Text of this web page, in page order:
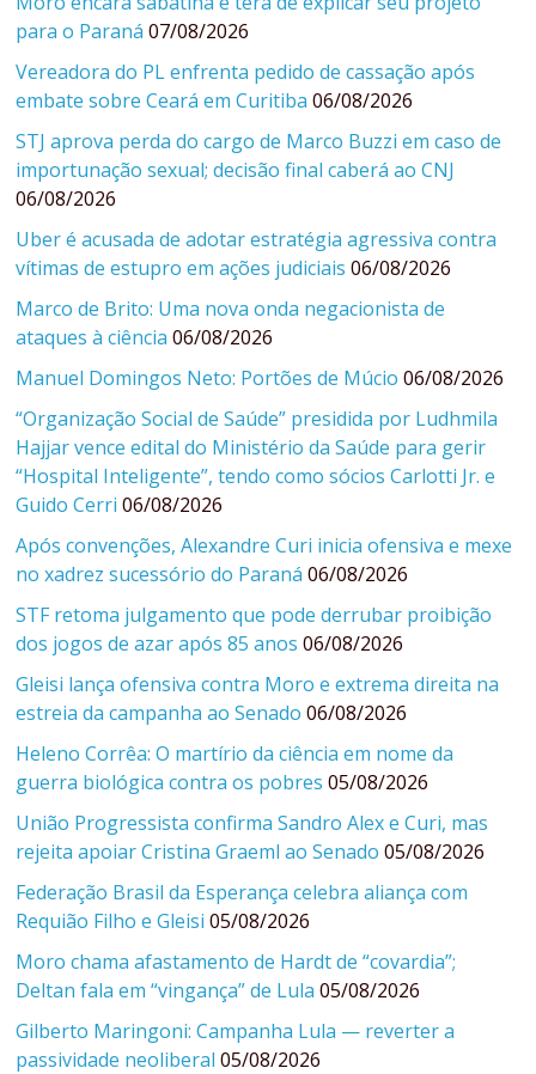
para o Paraná 07/08/2026
Vereadora do PL enfrenta pedido de cassação após
embate sobre Ceará em Curitiba 06/08/2026
STJ aprova perda do cargo de Marco Buzzi em caso de
importunação sexual; decisão final caberá ao CNJ
06/08/2026
Uber é acusada de adotar estratégia agressiva contra
vítimas de estupro em ações judiciais 06/08/2026
Marco de Brito: Uma nova onda negacionista de
ataques à ciência 06/08/2026
Manuel Domingos Neto: Portões de Múcio 06/08/2026
“Organização Social de Saúde” presidida por Ludhmila
Hajjar vence edital do Ministério da Saúde para gerir
“Hospital Inteligente”, tendo como sócios Carlotti Jr. e
Guido Cerri 06/08/2026
Após convenções, Alexandre Curi inicia ofensiva e mexe
no xadrez sucessório do Paraná 06/08/2026
STF retoma julgamento que pode derrubar proibição
dos jogos de azar após 85 anos 06/08/2026
Gleisi lança ofensiva contra Moro e extrema direita na
estreia da campanha ao Senado 06/08/2026
Heleno Corrêa: O martírio da ciência em nome da
guerra biológica contra os pobres 05/08/2026
União Progressista confirma Sandro Alex e Curi, mas
rejeita apoiar Cristina Graeml ao Senado 05/08/2026
Federação Brasil da Esperança celebra aliança com
Requião Filho e Gleisi 05/08/2026
Moro chama afastamento de Hardt de “covardia”;
Deltan fala em “vingança” de Lula 05/08/2026
Gilberto Maringoni: Campanha Lula — reverter a
passividade neoliberal 05/08/2026